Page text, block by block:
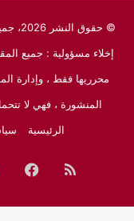
© حقوق النشر 2026، جميع الحقوق محفوظة لـموقع المايسترو الرياضي
إخلاء مسؤولية : جميع
محرريها فقط ، وإدارة
المنشورة ، فهي لا
الرئيسية
ملخص
الموقع